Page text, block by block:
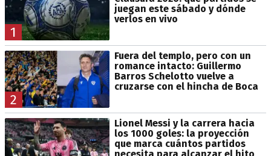
1
juegan este sábado y dónde
verlos en vivo
2
Fuera del templo, pero con un
romance intacto: Guillermo
Barros Schelotto vuelve a
cruzarse con el hincha de Boca
Lionel Messi y la carrera hacia
los 1000 goles: la proyección
que marca cuántos partidos